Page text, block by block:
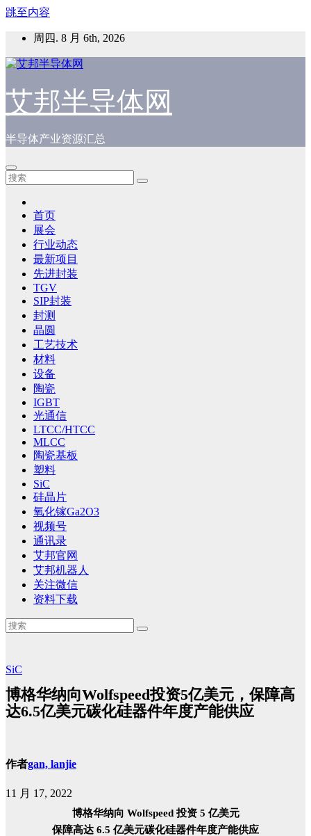
跳至内容
周四. 8 月 6th, 2026
艾邦半导体网
半导体产业资源汇总
首页
展会
行业动态
最新项目
先进封装
TGV
SIP封装
封测
晶圆
工艺技术
材料
设备
陶瓷
IGBT
光通信
LTCC/HTCC
MLCC
陶瓷基板
塑料
SiC
硅晶片
氧化镓Ga2O3
视频号
通讯录
艾邦官网
艾邦机器人
关注微信
资料下载
SiC
博格华纳向Wolfspeed投资5亿美元，保障高
达6.5亿美元碳化硅器件年度产能供应
作者gan, lanjie
11 月 17, 2022
博格华纳向 Wolfspeed 投资 5 亿美元
保障高达 6.5 亿美元碳化硅器件年度产能供应